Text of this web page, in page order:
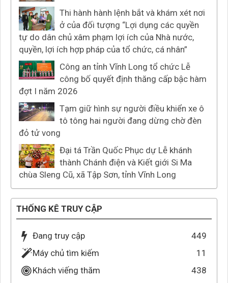
Thi hành hành lệnh bắt và khám xét nơi
ở của đối tượng “Lợi dụng các quyền
tự do dân chủ xâm phạm lợi ích của Nhà nước,
quyền, lợi ích hợp pháp của tổ chức, cá nhân”
Công an tỉnh Vĩnh Long tổ chức Lễ
công bố quyết định thăng cấp bậc hàm
đợt I năm 2026
Tạm giữ hình sự người điều khiển xe ô
tô tông hai người đang dừng chờ đèn
đỏ tử vong
Đại tá Trần Quốc Phục dự Lễ khánh
thành Chánh điện và Kiết giới Si Ma
chùa Sleng Cũ, xã Tập Sơn, tỉnh Vĩnh Long
THỐNG KÊ TRUY CẬP
Đang truy cập
449
Máy chủ tìm kiếm
11
Khách viếng thăm
438